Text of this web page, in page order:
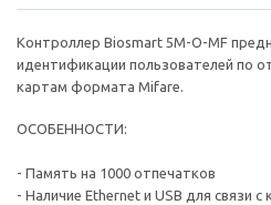
Контроллер Biosmart 5M-O-MF
идентификации пользователей по
картам формата Mifare.
ОСОБЕННОСТИ:
- Память на 1000 отпечатков
- Наличие Ethernet и USB для связи